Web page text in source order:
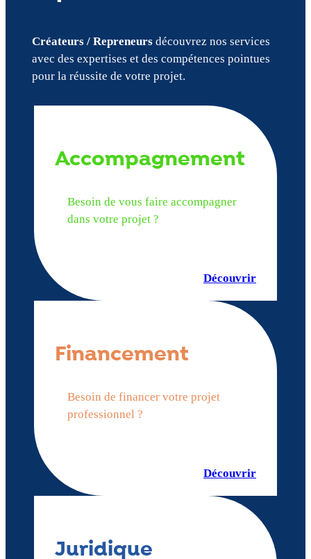
Créateurs / Repreneursdécouvrez nos services
avec des expertises et des compétences pointues
pour la réussite de votre projet.
Accompagnement
Besoin de vous faire accompagner
dans votre projet ?
Découvrir
Financement
Besoin de financer votre projet
professionnel ?
Découvrir
Juridique